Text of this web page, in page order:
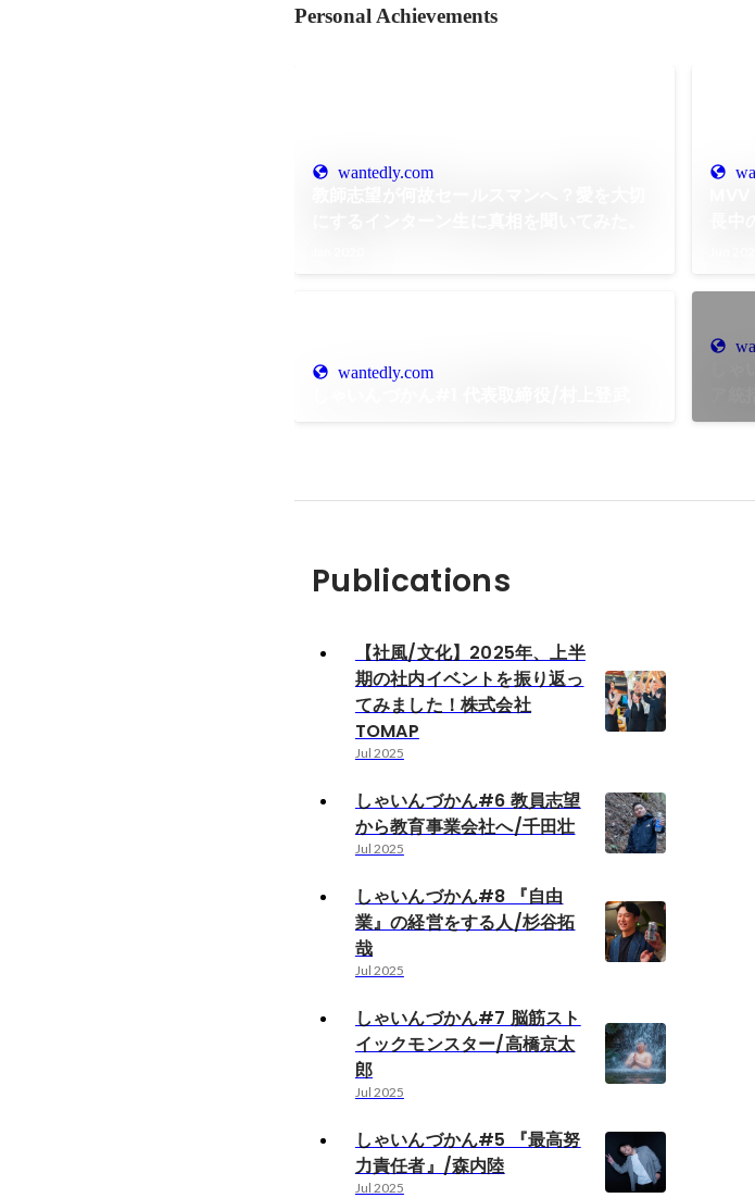
Personal Achievements
wantedly.com
wantedly.com
し
Publications
【社風/文化】2025年、上半
期の社内イベントを振り返っ
てみました！株式会社
TOMAP
Jul 2025
しゃいんづかん#6 教員志望
から教育事業会社へ/千田壮
Jul 2025
しゃいんづかん#8 『自由
業』の経営をする人/杉谷拓
哉
Jul 2025
しゃいんづかん#7 脳筋スト
イックモンスター/高橋京太
郎
Jul 2025
しゃいんづかん#5 『最高努
力責任者』/森内陸
Jul 2025